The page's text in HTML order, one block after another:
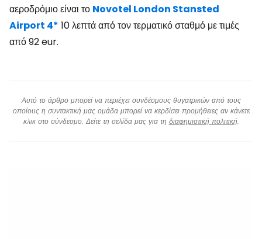
αεροδρόμιο είναι το Novotel London Stansted
Airport 4* 10 λεπτά από τον τερματικό σταθμό με τιμές
από 92 eur.
Αυτό το άρθρο μπορεί να περιέχει συνδέσμους θυγατρικών από τους
οποίους η συντακτική μας ομάδα μπορεί να κερδίσει προμήθειες αν κάνετε
κλικ στο σύνδεσμο. Δείτε τη σελίδα μας για τη διαφημιστική πολιτική.